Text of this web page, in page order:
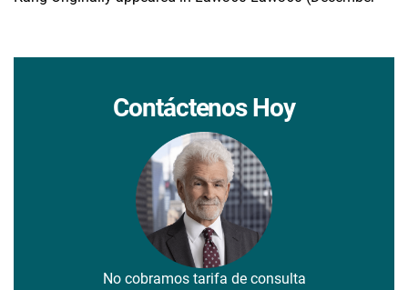
Contáctenos Hoy
No cobramos tarifa de consulta